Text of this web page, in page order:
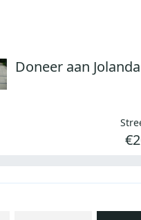
Doneer aan Jolanda